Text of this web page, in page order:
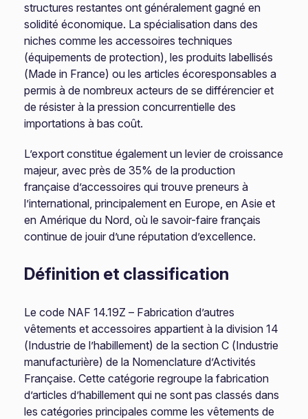
structures restantes ont généralement gagné en
solidité économique. La spécialisation dans des
niches comme les accessoires techniques
(équipements de protection), les produits labellisés
(Made in France) ou les articles écoresponsables a
permis à de nombreux acteurs de se différencier et
de résister à la pression concurrentielle des
importations à bas coût.
L’export constitue également un levier de croissance
majeur, avec près de 35% de la production
française d’accessoires qui trouve preneurs à
l’international, principalement en Europe, en Asie et
en Amérique du Nord, où le savoir-faire français
continue de jouir d’une réputation d’excellence.
Définition et classification
Le code NAF 14.19Z – Fabrication d’autres
vêtements et accessoires appartient à la division 14
(Industrie de l’habillement) de la section C (Industrie
manufacturière) de la Nomenclature d’Activités
Française. Cette catégorie regroupe la fabrication
d’articles d’habillement qui ne sont pas classés dans
les catégories principales comme les vêtements de